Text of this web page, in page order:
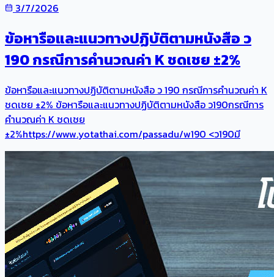
3/7/2026
ข้อหารือและแนวทางปฏิบัติตามหนังสือ ว
190 กรณีการคำนวณค่า K ชดเชย ±2%
ข้อหารือและแนวทางปฏิบัติตามหนังสือ ว 190 กรณีการคำนวณค่า K
ชดเชย ±2% ข้อหารือและแนวทางปฏิบัติตามหนังสือ ว190กรณีการ
คำนวณค่า K ชดเชย
±2%https://www.yotathai.com/passadu/w190 <ว190มี